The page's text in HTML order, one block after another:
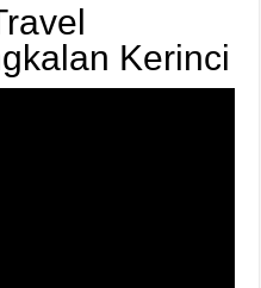
Kerinci